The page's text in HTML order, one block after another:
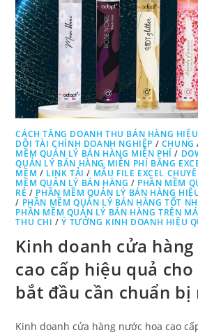
CÁCH TĂNG DOANH THU BÁN HÀNG
DÕI TÀI CHÍNH DOANH NGHIỆP / CHUNG
MỀM QUẢN LÝ BÁN HÀNG MIỄN PHÍ /
QUẢN LÝ BÁN HÀNG MIỄN PHÍ BẰNG
MỀM / LINK TẢI / MẪU FILE EXCEL
MỀM QUẢN LÝ BÁN HÀNG / PHẦN MỀM
RẺ / PHẦN MỀM QUẢN LÝ BÁN HÀNG
/ PHẦN MỀM QUẢN LÝ BÁN HÀNG TỐT
PHẦN MỀM QUẢN LÝ BÁN HÀNG TRÊN
THU CHI /Ý TƯỞNG KINH DOANH HIỆU
Kinh doanh cửa
cao cấp hiệu quả
bắt đầu cần chuẩn bị
Kinh doanh cửa hàng nước hoa cao